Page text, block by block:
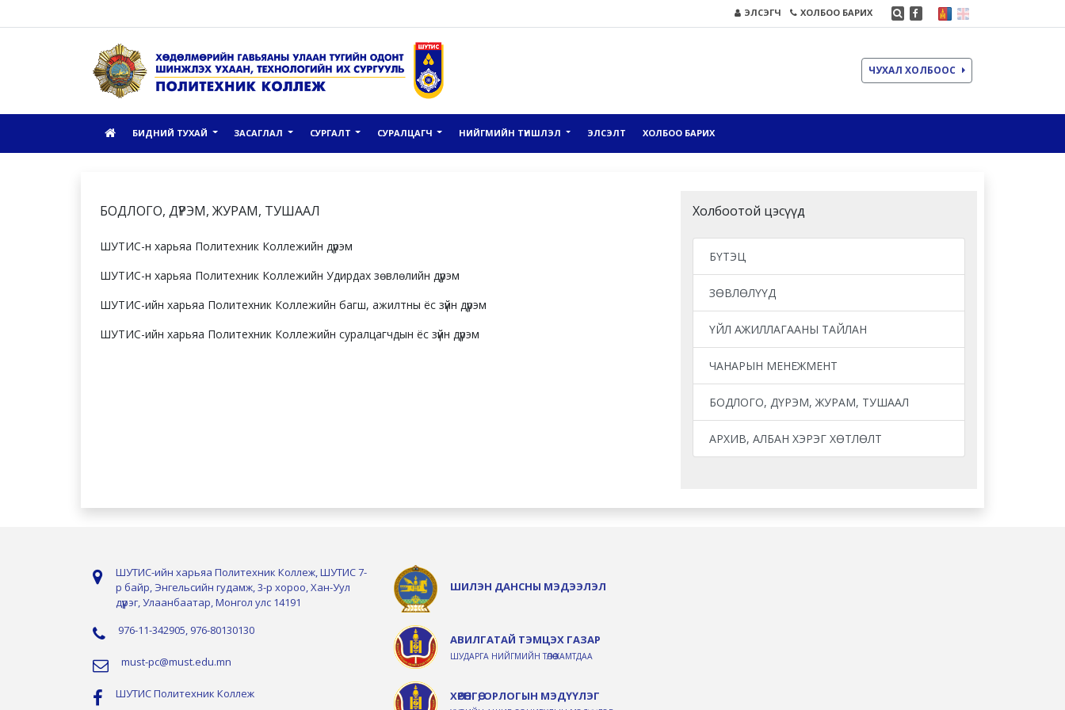
ЭЛСЭГЧ ХОЛБОО БАРИХ
ЧУХАЛ ХОЛБООС
БИДНИЙ ТУХАЙ ЗАСАГЛАЛ СУРГАЛТ СУРАЛЦАГЧ НИЙГМИЙН ТҮНШЛЭЛ ЭЛСЭЛТ ХОЛБОО БАРИХ
БОДЛОГО, ДҮРЭМ, ЖУРАМ, ТУШААЛ
ШУТИС-н харьяа Политехник Коллежийн дүрэм
ШУТИС-н харьяа Политехник Коллежийн Удирдах зөвлөлийн дүрэм
ШУТИС-ийн харьяа Политехник Коллежийн багш, ажилтны ёс зүйн дүрэм
ШУТИС-ийн харьяа Политехник Коллежийн суралцагчдын ёс зүйн дүрэм
Холбоотой цэсүүд
БҮТЭЦ
ЗӨВЛӨЛҮҮД
ҮЙЛ АЖИЛЛАГААНЫ ТАЙЛАН
ЧАНАРЫН МЕНЕЖМЕНТ
БОДЛОГО, ДҮРЭМ, ЖУРАМ, ТУШААЛ
АРХИВ, АЛБАН ХЭРЭГ ХӨТЛӨЛТ
ШУТИС-ийн харьяа Политехник Коллеж, ШУТИС 7-
р байр, Энгельсийн гудамж, 3-р хороо, Хан-Уул
дүүрэг, Улаанбаатар, Монгол улс 14191
976-11-342905, 976-80130130
must-pc@must.edu.mn
ШУТИС Политехник Коллеж
ШИЛЭН ДАНСНЫ МЭДЭЭЛЭЛ
АВИЛГАТАЙ ТЭМЦЭХ ГАЗАР
ШУДАРГА НИЙГМИЙН ТӨЛӨӨ ХАМТДАА
ХӨРӨНГӨ, ОРЛОГЫН МЭДҮҮЛЭГ